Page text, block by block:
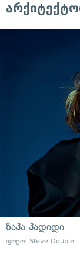
ზაჰა ჰადიდი
ფოტო: Steve Double